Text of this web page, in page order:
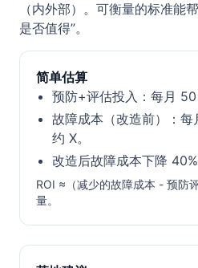
（内外部）。可衡量的标准能
是否值得”。
简单估算
预防+评估投入：每月 50
故障成本（改造前）：
约 X。
改造后故障成本下降
ROI ≈（减少的故障成本 - 预防
量。